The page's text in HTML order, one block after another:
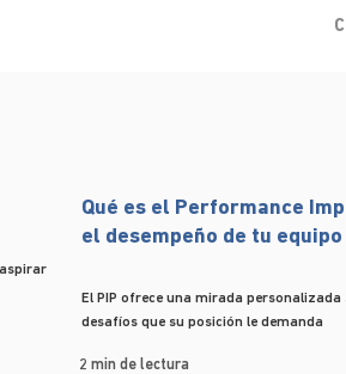
Qué es el Performance
el desempeño de tu equipo
El PIP ofrece una mirada
desafíos que su posición le demanda
2 min de lectura